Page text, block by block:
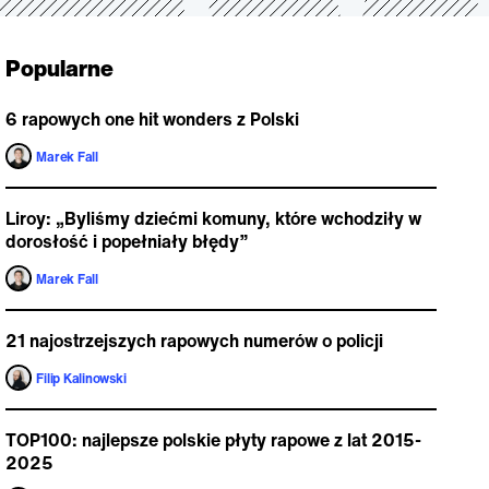
Popularne
6 rapowych one hit wonders z Polski
Marek Fall
Liroy: „Byliśmy dziećmi komuny, które wchodziły w
dorosłość i popełniały błędy”
Marek Fall
21 najostrzejszych rapowych numerów o policji
Filip Kalinowski
TOP100: najlepsze polskie płyty rapowe z lat 2015-
2025